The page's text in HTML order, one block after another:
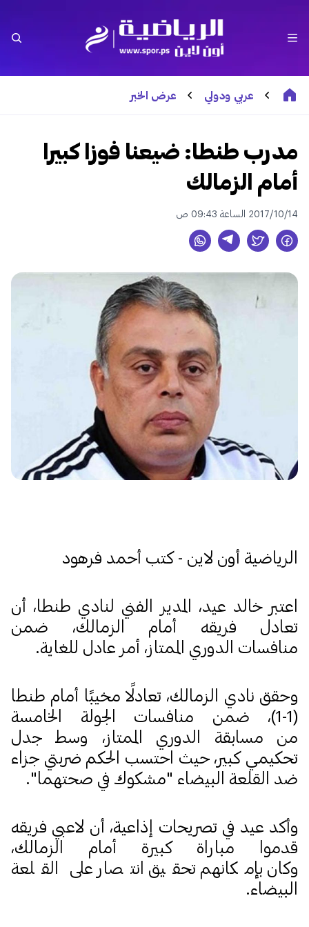
عربي ودولي عرض الخبر
مدرب طنطا: ضيعنا فوزا كبيرا
أمام الزمالك
2017/10/14 الساعة 09:43 ص
الرياضية أون لاين - كتب أحمد فرهود
اعتبر خالد عيد، المدير الفني لنادي طنطا، أن
تعادل فريقه أمام الزمالك، ضمن
منافسات الدوري الممتاز، أمر عادل للغاية.
وحقق نادي الزمالك، تعادلًا مخيبًا أمام طنطا
(1-1)، ضمن منافسات الجولة الخامسة
من مسابقة الدوري الممتاز، وسط جدل
تحكيمي كبير، حيث احتسب الحكم ضربتي جزاء
ضد القلعة البيضاء "مشكوك في صحتهما".
وأكد عيد في تصريحات إذاعية، أن لاعبي فريقه
قدموا مباراة كبيرة أمام الزمالك،
وكان بإمكانهم تحقيق انتصار على القلعة
البيضاء.